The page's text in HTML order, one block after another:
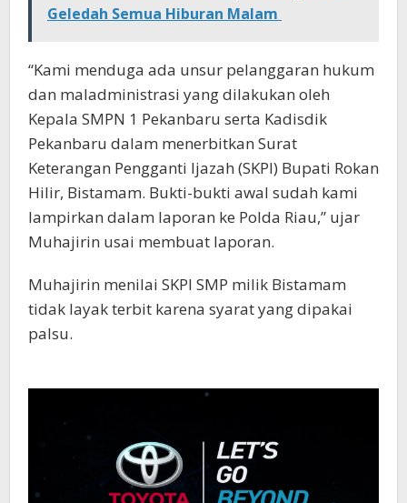
Geledah Semua Hiburan Malam
“Kami menduga ada unsur pelanggaran hukum
dan maladministrasi yang dilakukan oleh
Kepala SMPN 1 Pekanbaru serta Kadisdik
Pekanbaru dalam menerbitkan Surat
Keterangan Pengganti Ijazah (SKPI) Bupati Rokan
Hilir, Bistamam. Bukti-bukti awal sudah kami
lampirkan dalam laporan ke Polda Riau,” ujar
Muhajirin usai membuat laporan.
Muhajirin menilai SKPI SMP milik Bistamam
tidak layak terbit karena syarat yang dipakai
palsu.